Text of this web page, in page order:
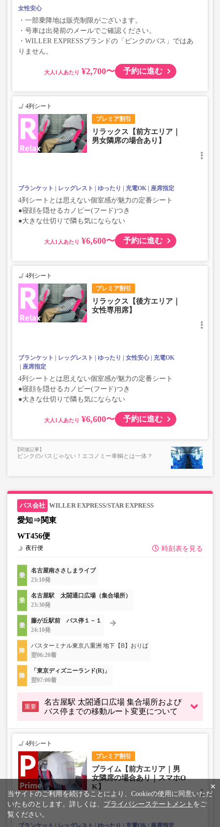
女性安心
・一部乗降地は販売制限がございます。
・号車は出発前のメールでご確認ください。
・WILLER EXPRESSブランドの「ピンクのバス」ではあ
りません。
大人 ¥2,700〜 予約に進む
プレミア割引
4列シート
リラックス【前方エリア｜
男女隣席の場合あり】
ブランケット レッグレスト ゆったり 充電OK 座席指定
4列シートとは思えない個室感が魅力の定番シート
●寝顔を隠せるカノピー(フード)つき
●大きな仕切りで隣も気にならない
大人 ¥6,600〜 予約に進む
プレミア割引
4列シート
リラックス【後方エリア｜
女性専用席】
ブランケット レッグレスト ゆったり 女性安心
充電OK
座席指定
4列シートとは思えない個室感が魅力の定番シート
●寝顔を隠せるカノピー(フード)つき
●大きな仕切りで隣も気にならない
大人 ¥6,600〜 予約に進む
ピンクのバスじゃない！エコノミー車輌とは一体？
WILLER EXPRESS/STAR EXPRESS
愛知⇒関東
WT456便
時刻表を見る
夜行便
名古屋南ささしまライブ
23:10発
名古屋駅 太閤通口広場（集合場所）
23:30発
藤が丘駅前 バス停１－１
24:10発
バスターミナル東京八重洲 地下【B】おりば
翌06:20着
「東京ディズニーランド(R)」
翌07:00着
重要
名古屋駅 太閤通口広場 集合場所および
バス停までの移動ルート変更について
プレミア割引
4列シート
プライム【前方エリア｜男
女隣席の場合あり｜スマホO
K】
ブランケット レッグレスト ゆったり 充電OK 座席指定
×
当サイトのご利用を続けることにより、Cookieの使用に同意いただ
いたものとします。詳しくは、 プライバシーステートメント をご
覧ください。